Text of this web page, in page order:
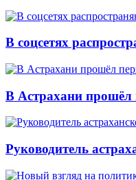
В соцсетях
В Астрахани
Руководитель